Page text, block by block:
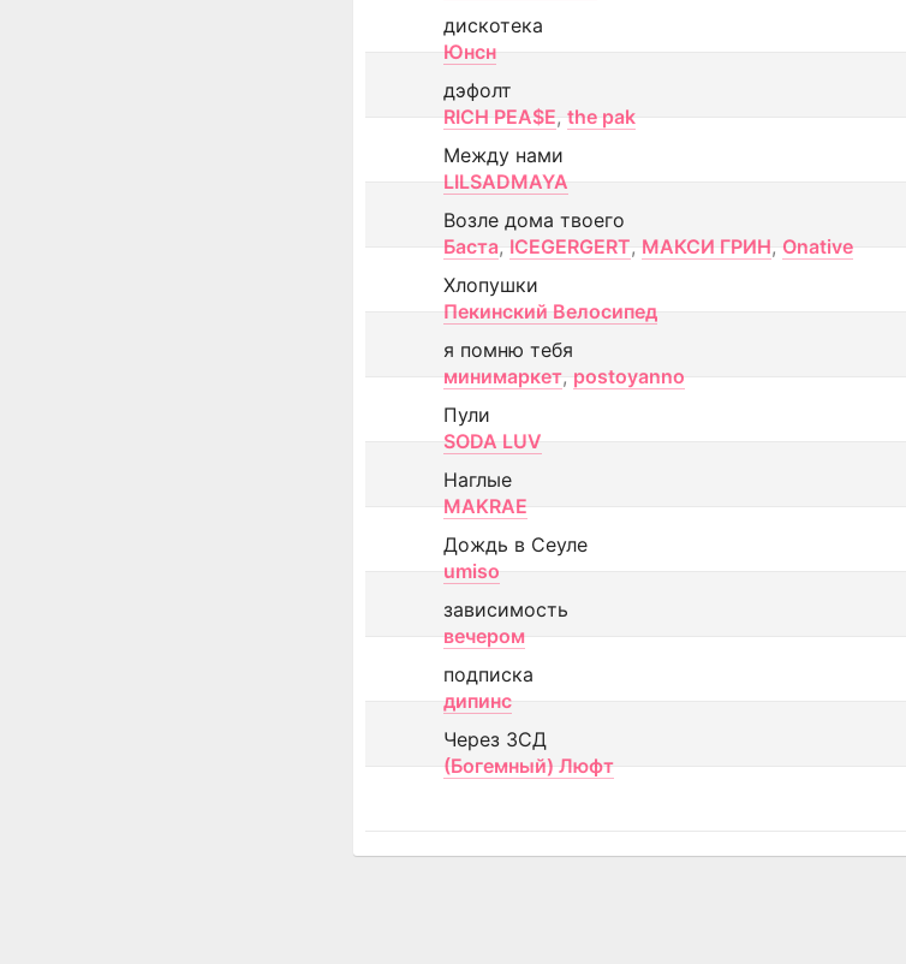
дискотека
Юнсн
дэфолт
RICH PEA$E, the pak
Между нами
LILSADMAYA
Возле дома твоего
Баста, ICEGERGERT, МАКСИ ГРИН, Onative
Хлопушки
Пекинский Велосипед
я помню тебя
минимаркет, postoyanno
Пули
SODA LUV
Наглые
MAKRAE
Дождь в Сеуле
umiso
зависимость
вечером
подписка
дипинс
Через ЗСД
(Богемный) Люфт